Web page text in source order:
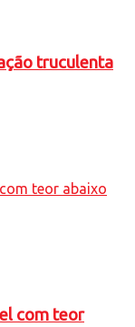
truculenta
com teor